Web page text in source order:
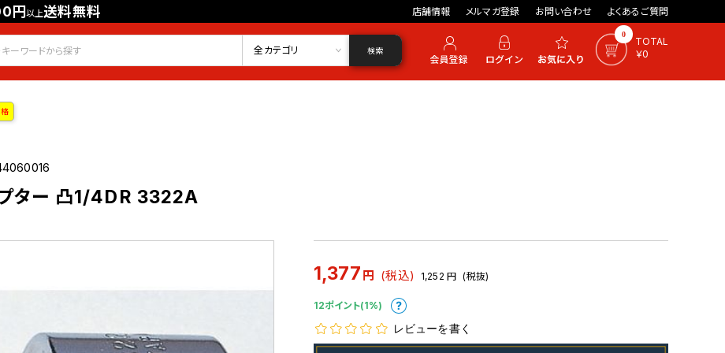
円以上送料無料 店舗情報 メルマガ登録 お問い合わせ よくあるご質問
会員登録 ログイン お気に入り 0
TOTAL
￥0
全カテゴリ 検索
ター 凸1/4DR 3322A
1,377 円 (税込) 1,252 円 (税抜)
12ポイント(1%)
レビューを書く